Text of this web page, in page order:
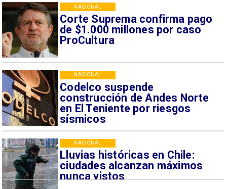
Corte Suprema confirma pago
de $1.000 millones por caso
ProCultura
NACIONAL
Codelco suspende
construcción de Andes Norte
en El Teniente por riesgos
sísmicos
NACIONAL
Lluvias históricas en Chile:
ciudades alcanzan máximos
nunca vistos
NACIONAL